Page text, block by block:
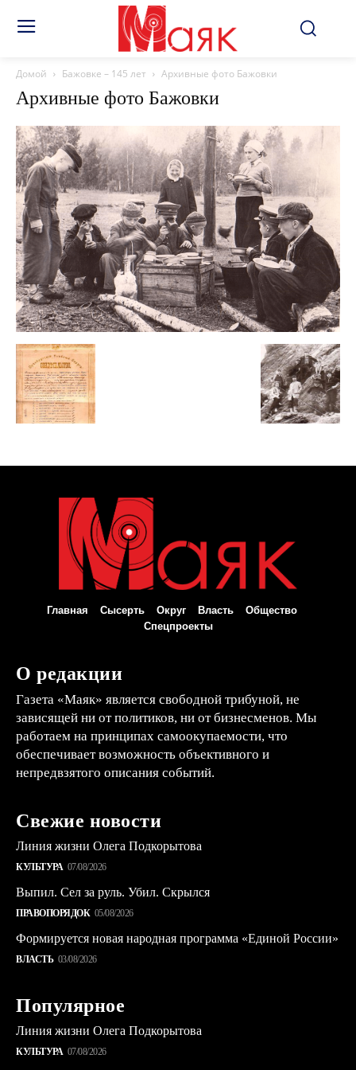
Домой Бажовке – 145 лет Архивные фото Бажовки
Архивные фото Бажовки
Главная Сысерть Округ Власть
Общество
Спецпроекты
О редакции
Газета «Маяк» является свободной трибуной, не
зависящей ни от политиков, ни от бизнесменов. Мы
работаем на принципах самоокупаемости, что
обеспечивает возможность объективного и
непредвзятого описания событий.
Свежие новости
Линия жизни Олега Подкорытова
КУЛЬТУРА 07/08/2026
Выпил. Сел за руль. Убил. Скрылся
ПРАВОПОРЯДОК 05/08/2026
Формируется новая народная программа «Единой России»
ВЛАСТЬ 03/08/2026
Популярное
Линия жизни Олега Подкорытова
КУЛЬТУРА 07/08/2026